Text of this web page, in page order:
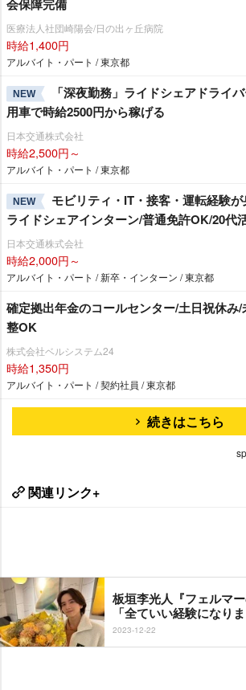
会保障完備
医療法人社団崎陽会/日の出ヶ丘病院
時給1,400円
アルバイト・パート / 東京都
NEW
「深夜勤務」ライドシェアドライ
用車で時給2500円から稼げる
日本交通株式会社
時給2,500円～
アルバイト・パート / 東京都
NEW
モビリティ・IT・接客・運転経験
ライドシェアインターン/普通免許OK/20代
日本交通株式会社
時給2,000円～
アルバイト・パート / 新卒・インターン / 東京都
確定拠出年金のコールセンター/土日祝休み
整OK
株式会社ベルシステム24
時給1,350円
アルバイト・パート / 契約社員 / 東京都
続きはこちら
関連リンク+
板垣李光人『フェルマ
「全ていい経験になりま
2023-12-22